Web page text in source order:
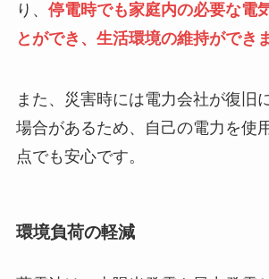
り、 停電時でも家庭内の必要な電
とができ、生活環境の維持ができ
また、災害時には電力会社が復旧
場合があるため、自己の電力を使
点でも安心です。
環境負荷の軽減